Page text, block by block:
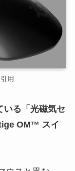
用
いる「光磁気セ
OM™ スイ